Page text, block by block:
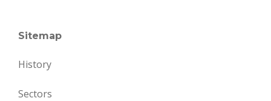
Sitemap
History
Sectors